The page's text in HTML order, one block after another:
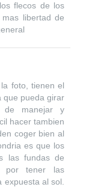
flecos de los
libertad de
foto, tienen el
que pueda girar
de manejar y
hacer tambien
coger bien al
es que los
las fundas de
por tener las
al sol.